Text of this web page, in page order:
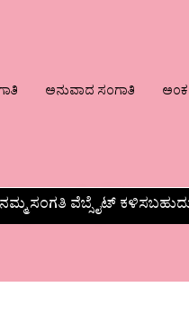
ಅನುವಾದ ಸಂಗಾತಿ
ಸಂಗತಿ ವೆಬ್ಸೈಟ್